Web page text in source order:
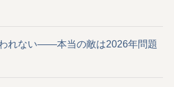
れない——本当の敵は2026年問題